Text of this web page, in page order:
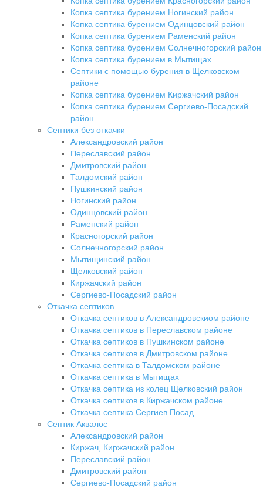
Копка септика бурением Ногинский район
Копка септика бурением Одинцовский район
Копка септика бурением Раменский район
Копка септика бурением Солнечногорский район
Копка септика бурением в Мытищах
Септики с помощью бурения в Щелковском
районе
Копка септика бурением Киржачский район
Копка септика бурением Сергиево-Посадский
район
Септики без откачки
Александровский район
Переславский район
Дмитровский район
Талдомский район
Пушкинский район
Ногинский район
Одинцовский район
Раменский район
Красногорский район
Солнечногорский район
Мытищинский район
Щелковский район
Киржачский район
Сергиево-Посадский район
Откачка септиков
Откачка септиков в Александровскиом районе
Откачка септиков в Переславском районе
Откачка септиков в Пушкинском районе
Откачка септиков в Дмитровском районе
Откачка септика в Талдомском районе
Откачка септика в Мытищах
Откачка септика из колец Щелковский район
Откачка септиков в Киржачском районе
Откачка септика Сергиев Посад
Септик Аквалос
Александровский район
Киржач, Киржачский район
Переславский район
Дмитровский район
Сергиево-Посадский район